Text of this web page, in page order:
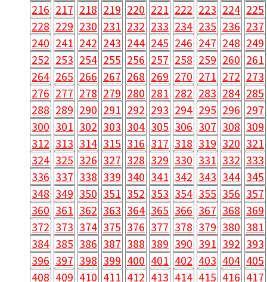
216 217 218 219 220 221 222 223 224 225
228 229 230 231 232 233 234 235 236 237
240 241 242 243 244 245 246 247 248 249
252 253 254 255 256 257 258 259 260 261
264 265 266 267 268 269 270 271 272 273
276 277 278 279 280 281 282 283 284 285
288 289 290 291 292 293 294 295 296 297
300 301 302 303 304 305 306 307 308 309
312 313 314 315 316 317 318 319 320 321
324 325 326 327 328 329 330 331 332 333
336 337 338 339 340 341 342 343 344 345
348 349 350 351 352 353 354 355 356 357
360 361 362 363 364 365 366 367 368 369
372 373 374 375 376 377 378 379 380 381
384 385 386 387 388 389 390 391 392 393
396 397 398 399 400 401 402 403 404 405
408 409 410 411 412 413 414 415 416 417